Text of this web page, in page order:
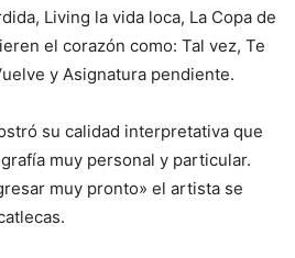
Living la vida loca, La Copa de
el corazón como: Tal vez, Te
y Asignatura pendiente.
su calidad interpretativa que
muy personal y particular.
muy pronto» el artista se